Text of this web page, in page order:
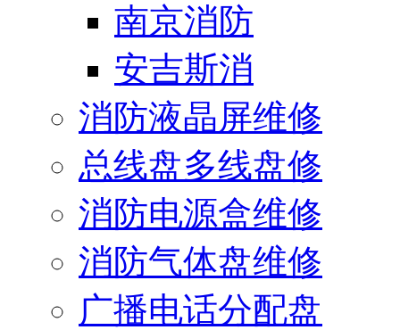
南京消防
安吉斯消
消防液晶屏维修
总线盘多线盘修
消防电源盒维修
消防气体盘维修
广播电话分配盘